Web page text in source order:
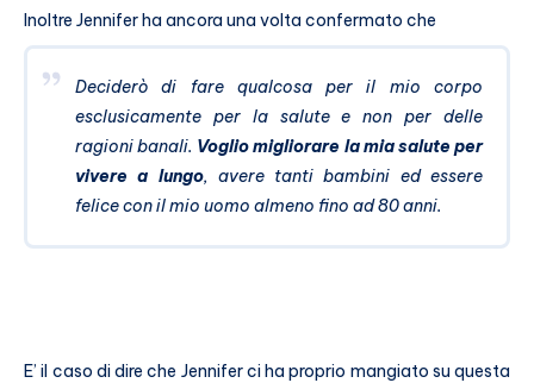
Inoltre Jennifer ha ancora una volta confermato che
Deciderò di fare qualcosa per il mio corpo
esclusicamente per la salute e non per delle
ragioni banali. Voglio migliorare la mia salute per
vivere a lungo, avere tanti bambini ed essere
felice con il mio uomo almeno fino ad 80 anni.
E’ il caso di dire che Jennifer ci ha proprio mangiato su questa